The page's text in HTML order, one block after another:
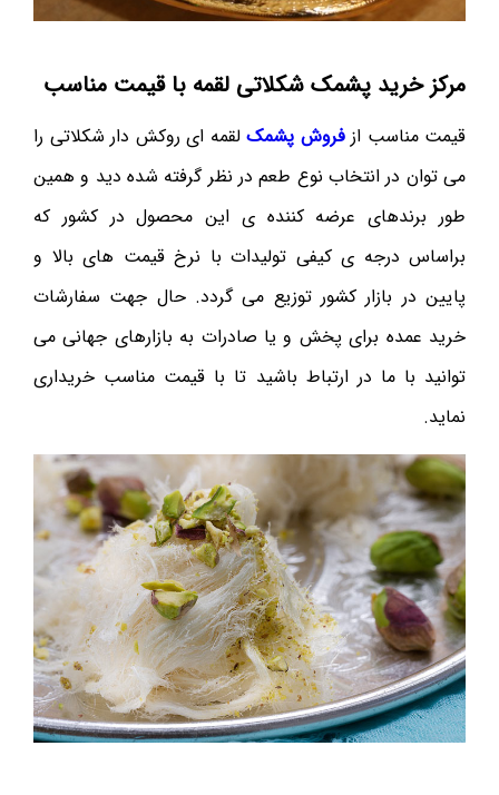
مرکز خرید پشمک شکلاتی لقمه با قیمت مناسب
قیمت مناسب ازفروش پشمک لقمه ای روکش دار شکلاتی را
می توان در انتخاب نوع طعم در نظر گرفته شده دید و همین
طور برندهای عرضه کننده ی این محصول در کشور که
براساس درجه ی کیفی تولیدات با نرخ قیمت های بالا و
پایین در بازار کشور توزیع می گردد. حال جهت سفارشات
خرید عمده برای پخش و یا صادرات به بازارهای جهانی می
توانید با ما در ارتباط باشید تا با قیمت مناسب خریداری
نماید.